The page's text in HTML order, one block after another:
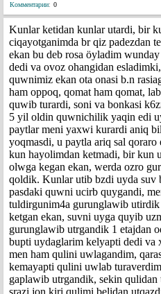
Комментарии: 0
Kunlar ketidan kunlar utardi, bir
ciqayotganimda br qiz padezdan
ekan bu deb rosa öyladim
dedi va ovoz ohangidan
quwnimiz ekan ota onasi b.n
ham oppoq, qomat ham qomat,
quwib turardi, soni va bonkasi
5 yil oldin quwnichilik yaqin edi
paytlar meni yaxwi kurardi aniq
yoqmasdi, u paytla ariq sal
kun hayolimdan ketmadi, bir kun
olwga kegan ekan, werda ozro
qoldik. Kunlar utib bzdi uyda suv
pasdaki quwni ucirb quygandi,
tuldirgunim4a gurunglawib utirdik
ketgan ekan, suvni uyga quyib
gurunglawib utrgandik 1 etajdan
bupti uydaglarim kelyapti dedi va
men ham qulini uwlagandim,
kemayapti qulini uwlab
gaplawib utrgandik, sekin qulidan